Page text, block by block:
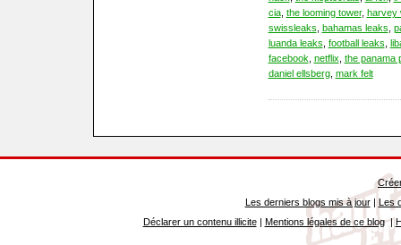
cia, the looming tower, harvey
swissleaks bahamas leaks
luanda leaks football leaks
facebook netflix the panama
daniel ellsberg, mark felt
Les derniers blogs mis à jour| Les
Déclarer un contenu illicite| Mentions légales de ce blog|